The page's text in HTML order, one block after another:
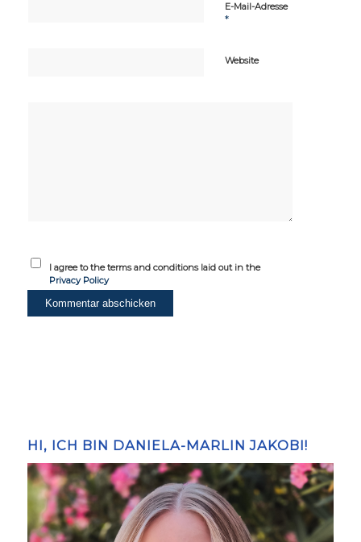
E-Mail-Adresse
*
Website
I agree to the terms and conditions laid out in the
Privacy Policy
HI, ICH BIN DANIELA-MARLIN JAKOBI!